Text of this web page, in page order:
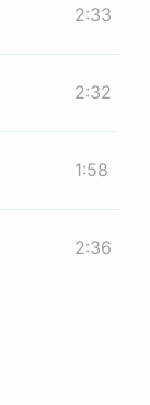
2:33
2:32
1:58
2:36